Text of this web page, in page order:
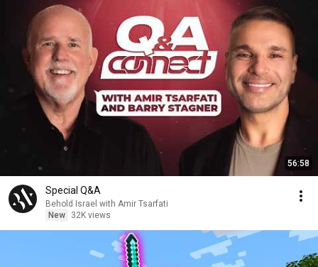
56:58
Special Q&A
Behold Israel with Amir Tsarfati
New
32K views